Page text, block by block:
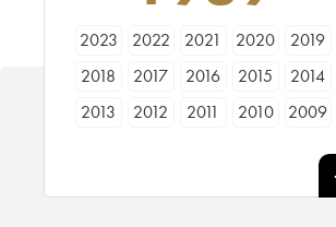
2023 2022 2021 2020
2019
2018
2017 2016 2015
2014
2013
2012 2011 2010
2009